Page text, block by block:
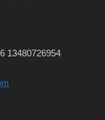
13480726954